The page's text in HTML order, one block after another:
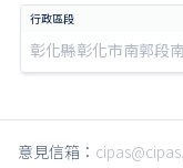
彰化縣彰化市南郭段
意見信箱：